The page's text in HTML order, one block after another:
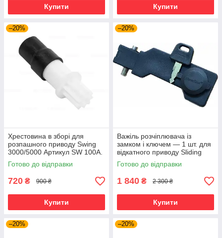
Купити Купити
–20%
Хрестовина в зборі для
розпашного приводу Swing
3000/5000 Артикул SW 100A.
Готово до відправки
720 ₴ 900 ₴
Купити
–20%
Важіль розчіплювача із
замком і ключем — 1 шт. для
відкатного приводу Sliding
1300/2100
Готово до відправки
1 840 ₴ 2 300 ₴
Купити
–20% –20%